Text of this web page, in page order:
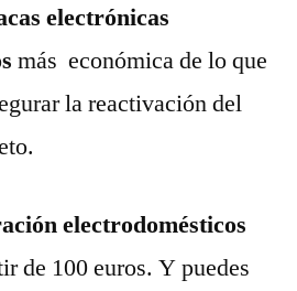
electrónicas
más económica de lo que
la reactivación del
electrodomésticos
de 100 euros. Y puedes